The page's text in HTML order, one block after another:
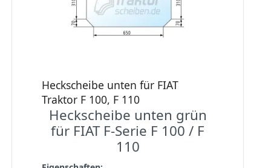
Heckscheibe unten für FIAT
Traktor F 100, F 110
Heckscheibe unten grün
für FIAT F-Serie F 100 / F
110